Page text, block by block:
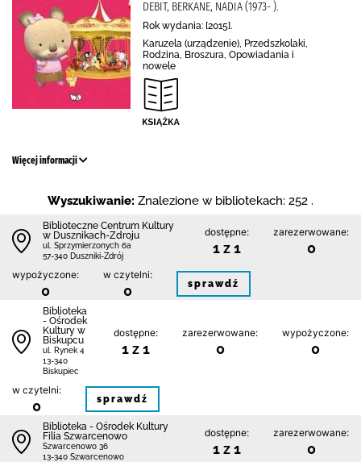
DEBIT, BERKANE, NADIA (1973- ).
Rok wydania: [2015].
Karuzela (urządzenie), Przedszkolaki,
Rodzina, Broszura, Opowiadania i
nowele
Więcej informacji
Wyszukiwanie: Znalezione w bibliotekach: 252 .
Biblioteczne Centrum Kultury
w Dusznikach-Zdroju
ul. Sprzymierzonych 6a
57-340 Duszniki-Zdrój
dostępne:
1 z 1
zarezerwowane:
0
wypożyczone:
0
w czytelni:
0 sprawdź
Biblioteka
- Ośrodek
Kultury w
Biskupcu
ul. Rynek 4
13-340
Biskupiec
dostępne:
1 z 1
zarezerwowane:
0
wypożyczone:
0
w czytelni:
0 sprawdź
Biblioteka - Ośrodek Kultury
Filia Szwarcenowo
Szwarcenowo 36
13-340 Szwarcenowo
dostępne:
1 z 1
zarezerwowane:
0